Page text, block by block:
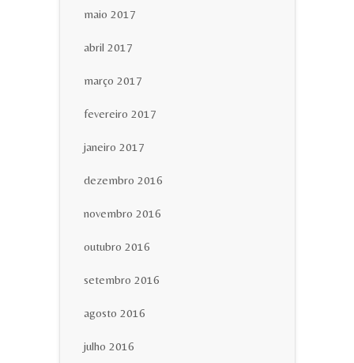
maio 2017
abril 2017
março 2017
fevereiro 2017
janeiro 2017
dezembro 2016
novembro 2016
outubro 2016
setembro 2016
agosto 2016
julho 2016